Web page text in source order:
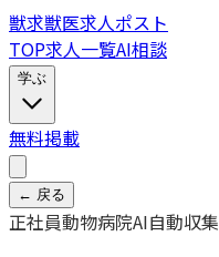
獣求獣医求人ポスト
TOP求人一覧AI相談
学ぶ
無料掲載
← 戻る
正社員動物病院AI自動収集